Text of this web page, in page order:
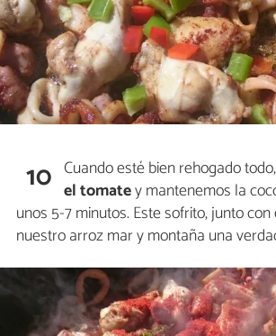
10 Cuando esté bien rehogado todo,
el tomatey mantenemos la
unos 5-7 minutos. Este sofrito, junto
nuestro arroz mar y montaña una